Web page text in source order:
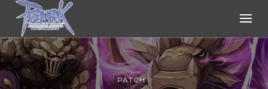
Ragnarok Online
PATCH